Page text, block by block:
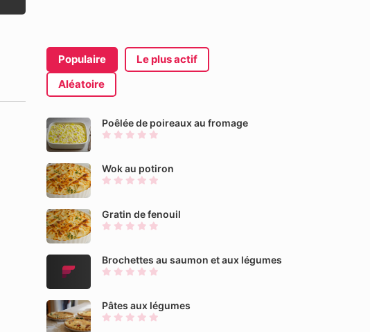
Populaire
Le plus actif
Aléatoire
Poêlée de poireaux au fromage
Wok au potiron
Gratin de fenouil
Brochettes au saumon et aux légumes
Pâtes aux légumes